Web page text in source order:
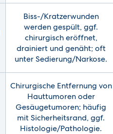
Biss-/Kratzerwunden
werden gespült, ggf.
chirurgisch eröffnet,
drainiert und genäht; oft
unter Sedierung/Narkose.
Chirurgische Entfernung von
Hauttumoren oder
Gesäugetumoren; häufig
mit Sicherheitsrand, ggf.
Histologie/Pathologie.